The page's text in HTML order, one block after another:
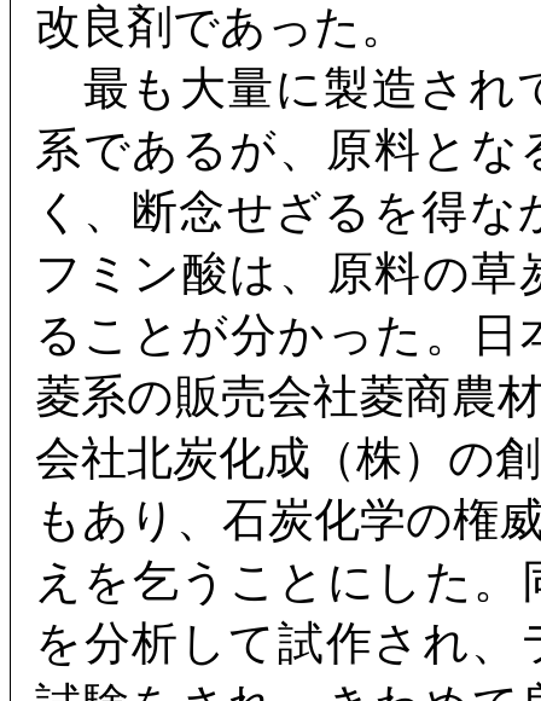
改良剤であった。
最も大量に製造され
系であるが、原料と
く、断念せざるを得
フミン酸は、原料の
ることが分かった。
菱系の販売会社菱商農
会社北炭化成（株）の
もあり、石炭化学の権
えを乞うことにした
を分析して試作され